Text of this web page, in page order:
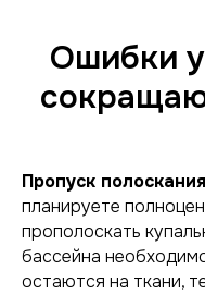
Ошибки
Пропуск
планируете
прополоскать
бассейна
остаются на ткани,